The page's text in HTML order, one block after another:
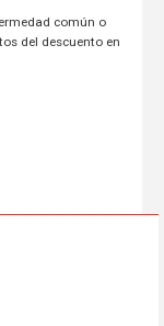
común o
del descuento en